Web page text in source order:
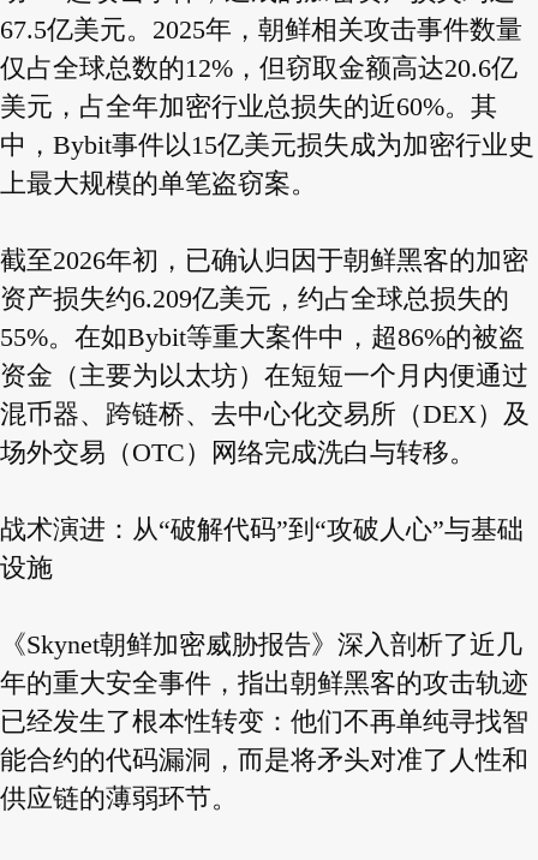
67.5亿美元。2025年，朝鲜相关攻击事件数量
仅占全球总数的12%，但窃取金额高达20.6亿
美元，占全年加密行业总损失的近60%。其
中，Bybit事件以15亿美元损失成为加密行业史
上最大规模的单笔盗窃案。
截至2026年初，已确认归因于朝鲜黑客的加密
资产损失约6.209亿美元，约占全球总损失的
55%。在如Bybit等重大案件中，超86%的被盗
资金（主要为以太坊）在短短一个月内便通过
混币器、跨链桥、去中心化交易所（DEX）及
场外交易（OTC）网络完成洗白与转移。
战术演进：从“破解代码”到“攻破人心”与基础
设施
《Skynet朝鲜加密威胁报告》深入剖析了近几
年的重大安全事件，指出朝鲜黑客的攻击轨迹
已经发生了根本性转变：他们不再单纯寻找智
能合约的代码漏洞，而是将矛头对准了人性和
供应链的薄弱环节。